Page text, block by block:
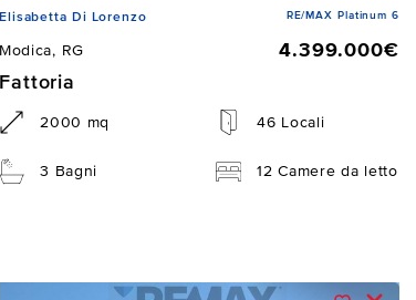
Elisabetta Di Lorenzo RE/MAX Platinum 6
Modica, RG
4.399.000€
Fattoria
2000 mq 46 Locali
3 Bagni 12 Camere da letto